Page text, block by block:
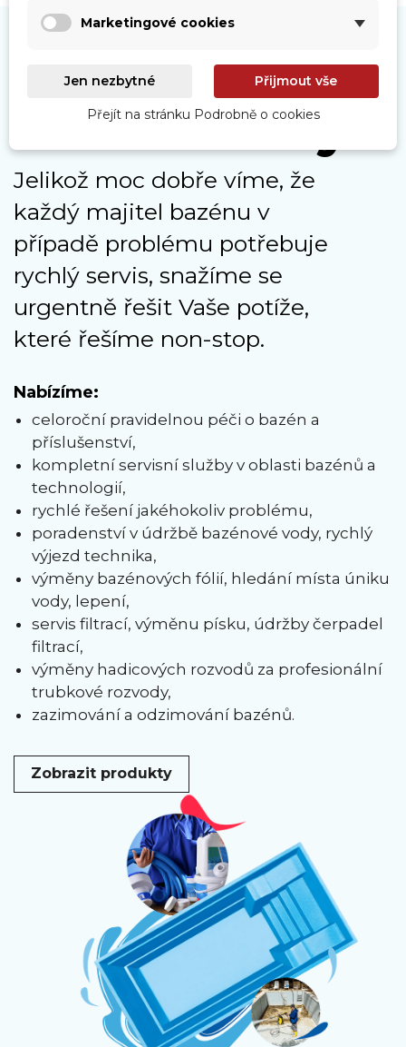
Naše služby
Jelikož moc dobře víme, že
každý majitel bazénu v
případě problému potřebuje
rychlý servis, snažíme se
urgentně řešit Vaše potíže,
které řešíme non-stop.
Nabízíme:
celoroční pravidelnou péči o bazén a
příslušenství,
kompletní servisní služby v oblasti bazénů a
technologií,
rychlé řešení jakéhokoliv problému,
poradenství v údržbě bazénové vody, rychlý
výjezd technika,
výměny bazénových fólií, hledání místa úniku
vody, lepení,
servis filtrací, výměnu písku, údržby čerpadel
filtrací,
výměny hadicových rozvodů za profesionální
trubkové rozvody,
zazimování a odzimování bazénů.
Zobrazit produkty
Marketingové cookies
Jen nezbytné Přijmout vše
Přejít na stránku Podrobně o cookies